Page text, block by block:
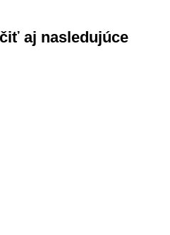
aj nasledujúce